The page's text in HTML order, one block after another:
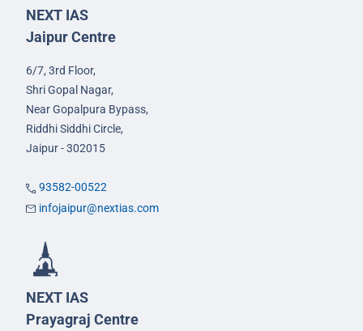
NEXT IAS
Jaipur Centre
6/7, 3rd Floor,
Shri Gopal Nagar,
Near Gopalpura Bypass,
Riddhi Siddhi Circle,
Jaipur - 302015
93582-00522
infojaipur@nextias.com
NEXT IAS
Prayagraj Centre